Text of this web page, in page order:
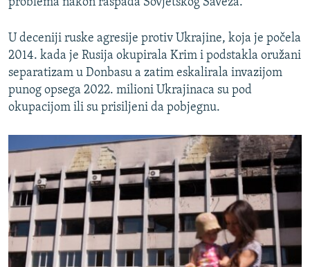
U deceniji ruske agresije protiv Ukrajine, koja je počela
2014. kada je Rusija okupirala Krim i podstakla oružani
separatizam u Donbasu a zatim eskalirala invazijom
punog opsega 2022. milioni Ukrajinaca su pod
okupacijom ili su prisiljeni da pobjegnu.